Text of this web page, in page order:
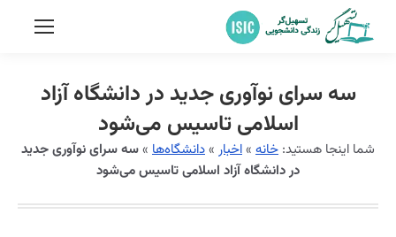
سه سرای نوآوری جدید در دانشگاه آزاد
اسلامی تاسیس می‌شود
شما اینجا هستید: خانه »اخبار »دانشگاه‌ها »سه سرای نوآوری جدید
در دانشگاه آزاد اسلامی تاسیس می‌شود